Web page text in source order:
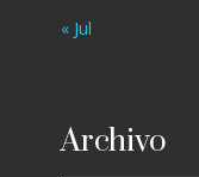
« Jul
Archivo